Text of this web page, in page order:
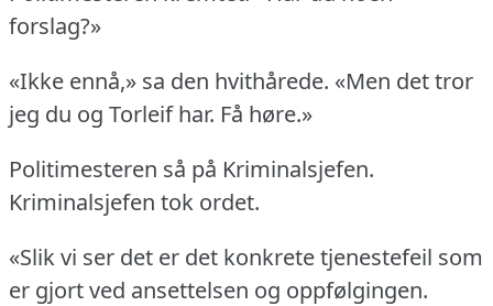
forslag?»
«Ikke ennå,» sa den hvithårede. «Men det tror
jeg du og Torleif har. Få høre.»
Politimesteren så på Kriminalsjefen.
Kriminalsjefen tok ordet.
«Slik vi ser det er det konkrete tjenestefeil som
er gjort ved ansettelsen og oppfølgingen.